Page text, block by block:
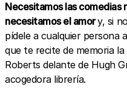
Necesitamos las comedias
necesitamos el amory, si
pídele a cualquier persona
que te recite de memoria
Roberts delante de Hugh
acogedora librería.